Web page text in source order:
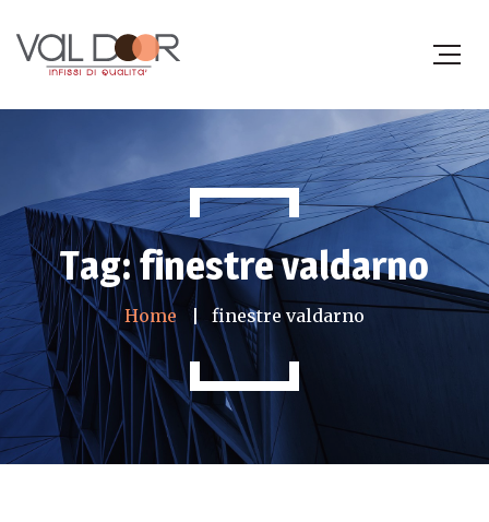
Tag: finestre valdarno
Home finestre valdarno